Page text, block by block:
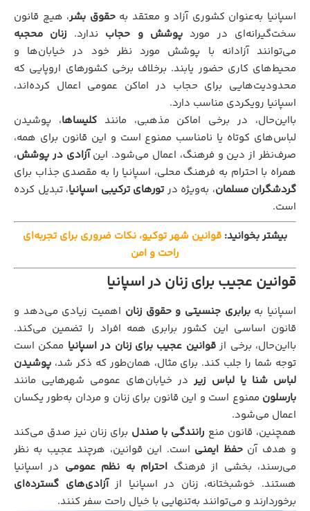
اسپانیا به‌عنوان کشوری آزاد و معتقد بهحقوق بشر، هیچ قانون
سخت‌گیرانه‌ای در موردپوشش و حجاب ندارد. زنان محجبه
می‌توانند آزادانه با پوشش مورد نظر خود در خیابان‌ها و
محیط‌های کاری حضور یابند. برخلاف برخی کشورهای اروپایی که
محدودیت‌هایی برای حجاب در اماکن عمومی اعمال کرده‌اند،
اسپانیا رویکردی مناسب دارد.
بااین‌حال، در برخی اماکن مذهبی، مانندکلیساها، پوشیدن
لباس‌های کوتاه یا نامناسب ممنوع است و این قانون برای همه،
صرف‌نظر از دین و فرهنگ، اعمال می‌شود. اینآزادی در پوشش،
همراه با احترام به فرهنگ محلی، اسپانیا را به مقصدی جذاب برای
گردشگران مسلمان، به‌ویژه در تورهای ترکیبی اسپانیا، تبدیل کرده
است.
بیشتر بخوانید: قوانین شهر توکیو، نکات ضروری برای تجربه‌ای
راحت و امن
قوانین عجیب برای زنان در اسپانیا
اسپانیا بهبرابری جنسیتی و حقوق زنان اهمیت زیادی می‌دهد و
قانون اساسی این کشور برابری همه افراد را تضمین می‌کند.
بااین‌حال، برخی ازقوانین عجیب برای زنان در اسپانیا ممکن است
توجه شما را جلب کند. برای مثال، همان‌طور که ذکر شد، پوشیدن
لباس شنا یا لباس زیر در خیابان‌های عمومی شهرهایی مانند
بارسلون ممنوع است و این قانون برای زنان و مردان به‌طور یکسان
اعمال می‌شود.
همچنین، قانون منع رانندگی با صندل برای زنان نیز صدق می‌کند
و هدف آنحفظ ایمنی است. این قوانین، هرچند عجیب به نظر
می‌رسند، بخشی از فرهنگ احترام به نظم عمومی در اسپانیا
هستند. خوشبختانه، زنان در اسپانیا ازآزادی‌های گسترده‌ای
برخوردارند و می‌توانند به‌تنهایی با خیال راحت سفر کنند.